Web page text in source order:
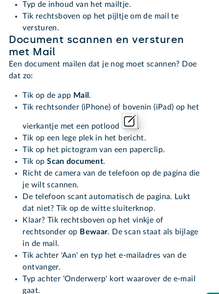
Typ de inhoud van het mailtje.
Tik rechtsboven op het pijltje om de mail te
versturen.
Document scannen en versturen
met Mail
Een document mailen dat je nog moet scannen? Doe
dat zo:
Tik op de app Mail .
Tik rechtsonder (iPhone) of bovenin (iPad) op het
vierkantje met een potlood
.
Tik op een lege plek in het bericht.
Tik op het pictogram van een paperclip.
Tik opScan document.
Richt de camera van de telefoon op de pagina die
je wilt scannen.
De telefoon scant automatisch de pagina. Lukt
dat niet? Tik op de witte sluiterknop.
Klaar? Tik rechtsboven op het vinkje of
rechtsonder op Bewaar. De scan staat als bijlage
in de mail.
Tik achter 'Aan' en typ het e-mailadres van de
ontvanger.
Typ achter 'Onderwerp' kort waarover de e-mail
gaat.